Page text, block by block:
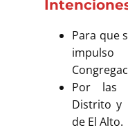
Para que
impulso
Por las
Distrito y
de El Alto.